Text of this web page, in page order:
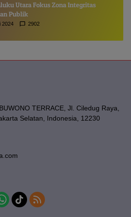
Utara Fokus Zona Integritas
Publik
2024 2902
TERRACE, Jl. Ciledug Raya,
Selatan, Indonesia, 12230